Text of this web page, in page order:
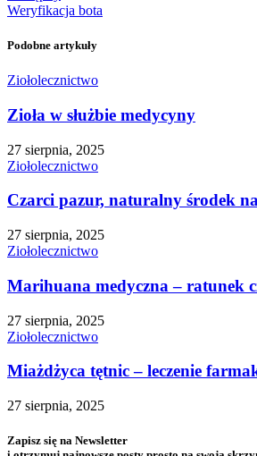
Weryfikacja bota
Podobne artykuły
Ziołolecznictwo
Zioła w służbie medycyny
27 sierpnia, 2025
Ziołolecznictwo
Czarci pazur, naturalny środek
27 sierpnia, 2025
Ziołolecznictwo
Marihuana medyczna – ratunek
27 sierpnia, 2025
Ziołolecznictwo
Miażdżyca tętnic – leczenie
27 sierpnia, 2025
Zapisz się na Newsletter